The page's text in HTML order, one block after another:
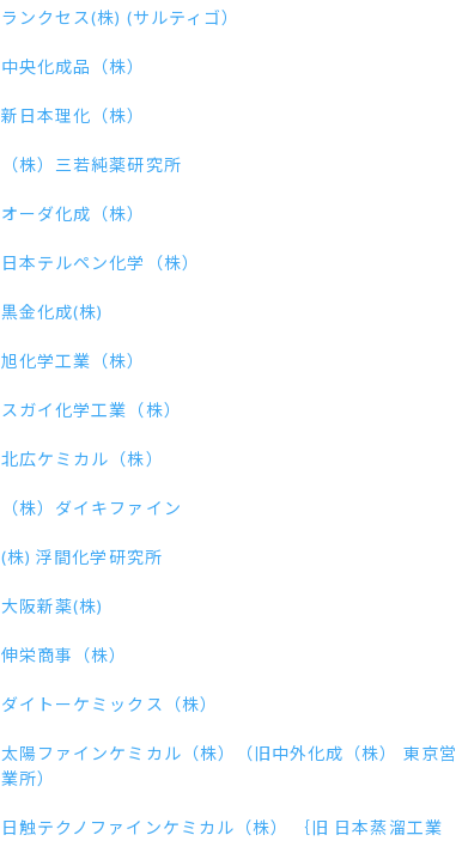
ランクセス(株) (サルティゴ）
中央化成品（株）
新日本理化（株）
（株）三若純薬研究所
オーダ化成（株）
日本テルペン化学（株）
黒金化成(株)
旭化学工業（株）
スガイ化学工業（株）
北広ケミカル（株）
（株）ダイキファイン
(株) 浮間化学研究所
大阪新薬(株)
伸栄商事（株）
ダイトーケミックス（株）
太陽ファインケミカル（株）（旧中外化成（株） 東京営
業所）
日触テクノファインケミカル（株） ｛旧 日本蒸溜工業